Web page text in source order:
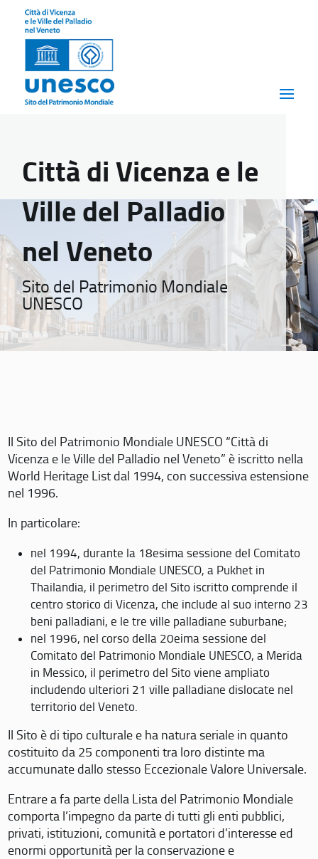
Città di Vicenza e le
Ville del Palladio
nel Veneto
Sito del Patrimonio Mondiale
UNESCO
Il Sito del Patrimonio Mondiale UNESCO “Città di
Vicenza e le Ville del Palladio nel Veneto” è iscritto nella
World Heritage List dal 1994, con successiva estensione
nel 1996.
In particolare:
nel 1994, durante la 18esima sessione del Comitato
del Patrimonio Mondiale UNESCO, a Pukhet in
Thailandia, il perimetro del Sito iscritto comprende il
centro storico di Vicenza, che include al suo interno 23
beni palladiani, e le tre ville palladiane suburbane;
nel 1996, nel corso della 20eima sessione del
Comitato del Patrimonio Mondiale UNESCO, a Merida
in Messico, il perimetro del Sito viene ampliato
includendo ulteriori 21 ville palladiane dislocate nel
territorio del Veneto.
Il Sito è di tipo culturale e ha natura seriale in quanto
costituito da 25 componenti tra loro distinte ma
accumunate dallo stesso Eccezionale Valore Universale.
Entrare a fa parte della Lista del Patrimonio Mondiale
comporta l’impegno da parte di tutti gli enti pubblici,
privati, istituzioni, comunità e portatori d’interesse ed
enormi opportunità per la conservazione e